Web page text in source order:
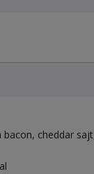
bacon cheddar sajt